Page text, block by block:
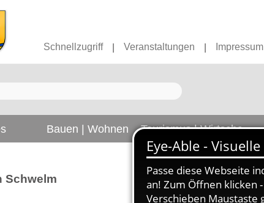
Schnellzugriff Veranstaltungen Impressum
Bauen | Wohnen Tourismus | Wirtschaft
Schwelm